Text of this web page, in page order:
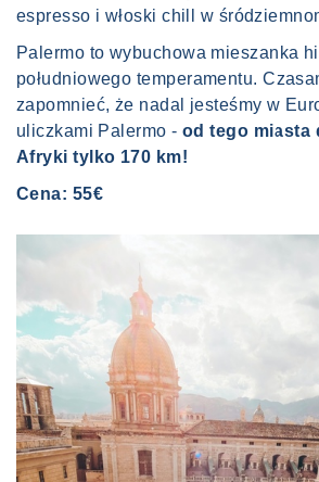
espresso i włoski chill w
Palermo to wybuchowa mieszanka
południowego temperamentu.
zapomnieć, że nadal jesteśmy w
uliczkami Palermo - od tego miasta
Afryki tylko 170 km!
Cena: 55€